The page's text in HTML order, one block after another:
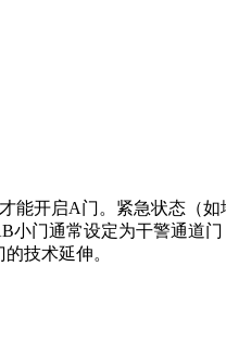
能开启A门。紧急状态（
门通常设定为干警通道
技术延伸。